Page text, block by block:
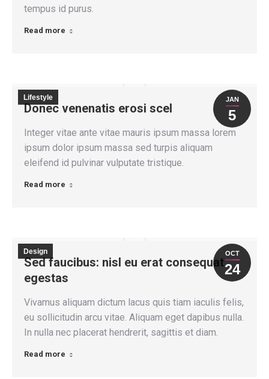
tempus id purus.
Read more
JAN
5
Lifestyle
Donec venenatis erosi scel
Integer vitae ante vitae mauris ipsum massa lorem
ipsum dolor ipsum massa sed turpis aliquam
eleifend id pulvinar vulputate tristique.
Read more
OCT
24
Design
Sed faucibus: nisl eu erat consequat
egestas
Vivamus aliquam dictum lacus quis tiam iaculis felis,
eu sollicitudin arcu vitae. Aliquam eget dapibus nulla.
In nulla nec placerat hendrerit, sagittis et diam.
Read more